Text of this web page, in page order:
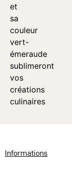
et
sa
couleur
vert-
émeraude
sublimeront
vos
créations
culinaires
Informations